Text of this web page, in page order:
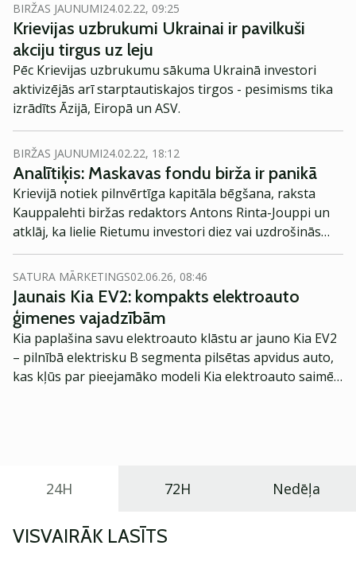
BIRŽAS JAUNUMI24.02.22, 09:25
Krievijas uzbrukumi Ukrainai ir pavilkuši
akciju tirgus uz leju
Pēc Krievijas uzbrukumu sākuma Ukrainā investori
aktivizējās arī starptautiskajos tirgos - pesimisms tika
izrādīts Āzijā, Eiropā un ASV.
BIRŽAS JAUNUMI24.02.22, 18:12
Analītiķis: Maskavas fondu birža ir panikā
Krievijā notiek pilnvērtīga kapitāla bēgšana, raksta
Kauppalehti biržas redaktors Antons Rinta-Jouppi un
atklāj, ka lielie Rietumu investori diez vai uzdrošinās
pieskarties Krievijas vērtspapīriem ar garu nūju.
SATURA MĀRKETINGS02.06.26, 08:46
Jaunais Kia EV2: kompakts elektroauto
ģimenes vajadzībām
Kia paplašina savu elektroauto klāstu ar jauno Kia EV2
– pilnībā elektrisku B segmenta pilsētas apvidus auto,
kas kļūs par pieejamāko modeli Kia elektroauto saimē
24H 72H Nedēļa
VISVAIRĀK LASĪTS